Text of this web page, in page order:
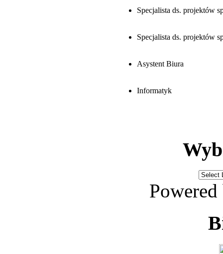
Specjalista ds. projektów
Specjalista ds. projektów
Asystent Biura
Informatyk